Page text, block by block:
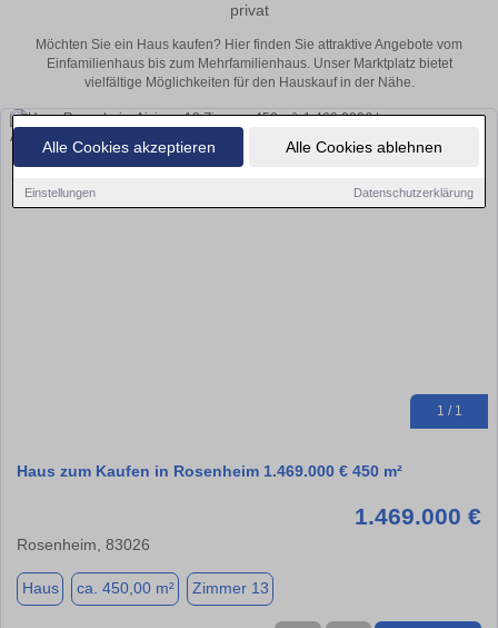
Alle Cookies akzeptieren Alle Cookies ablehnen
Einstellungen Datenschutzerklärung
privat
Möchten Sie ein Haus kaufen? Hier finden Sie attraktive Angebote vom
Einfamilienhaus bis zum Mehrfamilienhaus. Unser Marktplatz bietet
vielfältige Möglichkeiten für den Hauskauf in der Nähe.
1 / 1
Haus zum Kaufen in Rosenheim 1.469.000 € 450 m²
1.469.000 €
Rosenheim, 83026
Haus ca. 450,00 m² Zimmer 13